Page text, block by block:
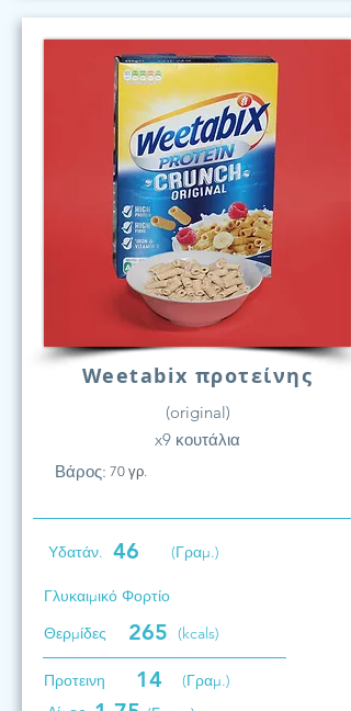
Weetabix προτείνης
(original)
x9 κουτάλια
Βάρος: 70 γρ.
Υδατάν. 46 (Γραμ.)
Γλυκαιμικό Φορτίο
Θερμίδες
265 (kcals)
Προτεινη 14
(Γραμ.)